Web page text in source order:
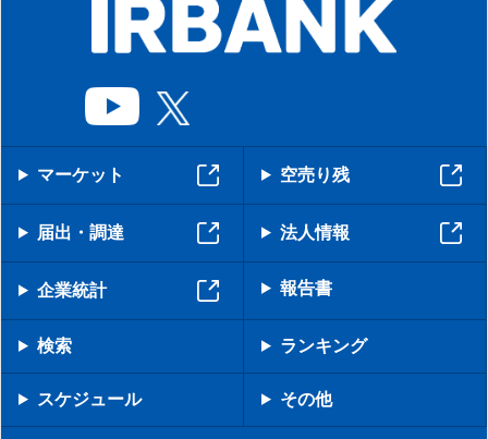
マーケット 空売り残
届出・調達 法人情報
企業統計 報告書
検索 ランキング
スケジュール その他